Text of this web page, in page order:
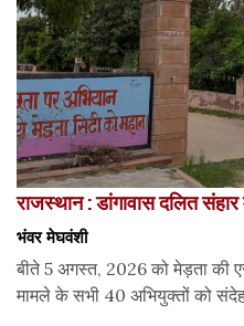
राजस्थान : डांगावास दलित संहार
भंवर मेघवंशी
बीते 5 अगस्त, 2026 को मेड़ता की
मामले के सभी 40 अभियुक्तों को